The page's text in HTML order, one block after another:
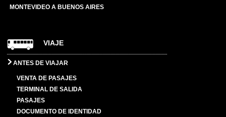
MONTEVIDEO A BUENOS AIRES
VIAJE
ANTES DE VIAJAR
VENTA DE PASAJES
TERMINAL DE SALIDA
PASAJES
DOCUMENTO DE IDENTIDAD